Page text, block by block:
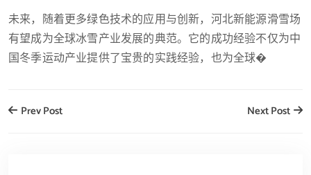
未来，随着更多绿色技术的应用与创新，河北新能源滑雪场
有望成为全球冰雪产业发展的典范。它的成功经验不仅为中
国冬季运动产业提供了宝贵的实践经验，也为全球�
Prev Post Next Post